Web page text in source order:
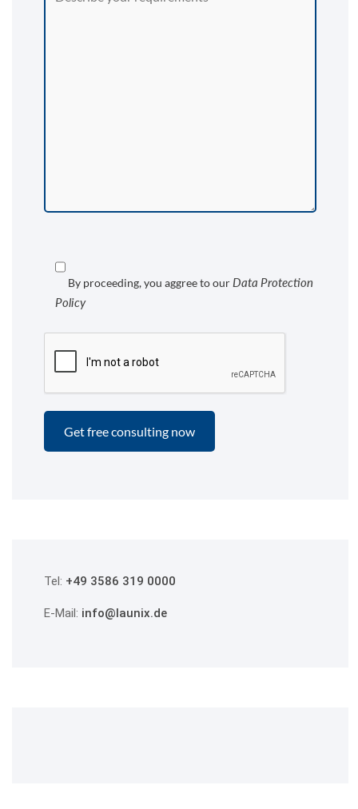
By proceeding, you aggree to our Data Protection
Policy
Tel: +49 3586 319 0000
E-Mail: info@launix.de